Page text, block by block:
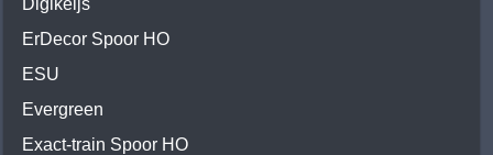
ErDecor Spoor HO
ESU
Evergreen
Exact-train Spoor HO